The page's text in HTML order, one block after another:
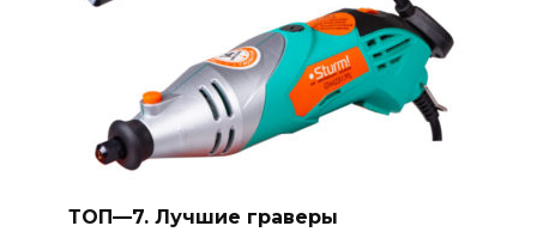
ТОП—7. Лучшие граверы